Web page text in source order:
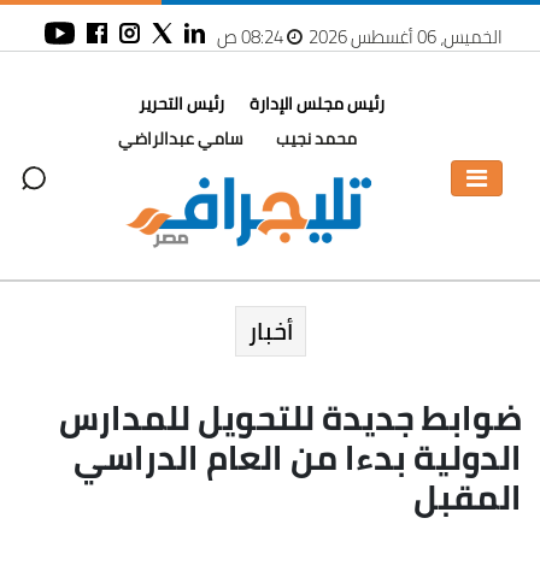
الخميس، 06 أغسطس 2026 08:24 ص
رئيس مجلس الإدارة
محمد نجيب
رئيس التحرير
سامي عبدالراضي
أخبار
ضوابط جديدة للتحويل للمدارس
الدولية بدءا من العام الدراسي
المقبل